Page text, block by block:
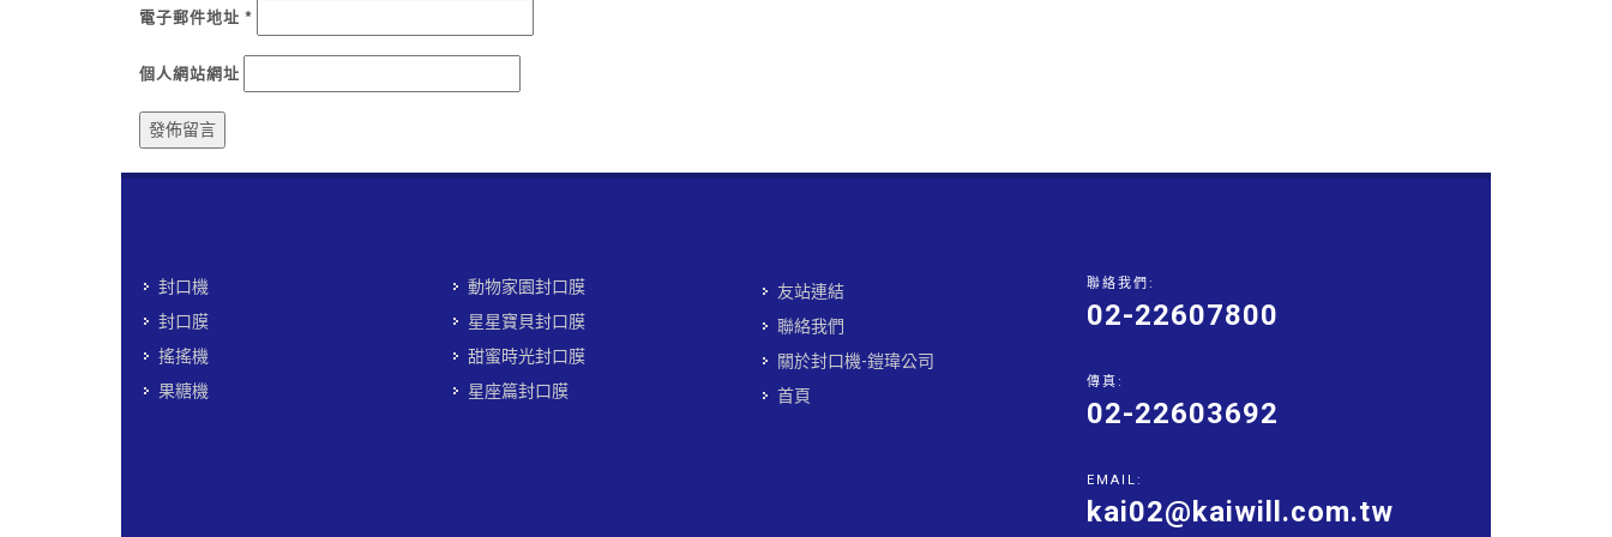
電子郵件地址 *
個人網站網址
封口機
封口膜
搖搖機
果糖機
動物家園封口膜
星星寶貝封口膜
甜蜜時光封口膜
星座篇封口膜
友站連結
聯絡我們
關於封口機-鎧瑋公司
首頁
聯絡我們:
02-22607800
傳真:
02-22603692
EMAIL:
kai02@kaiwill.com.tw